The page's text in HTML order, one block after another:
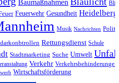
Baumaßnahmen
Feuerwehr Gesundheit Heidelberg
Musik Nachrichten
Rettungsdienst Schule
Stadtmarketing Suche Umwelt
Verkehr Verkehrsbehinderungen
Wirtschaftsförderung